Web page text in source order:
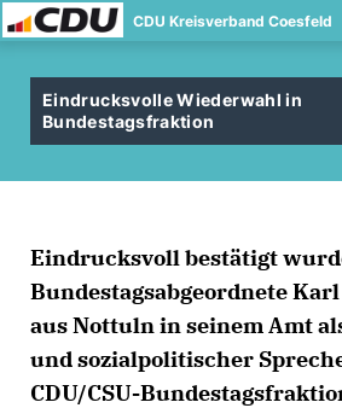
CDU Kreisverband Coesfeld
Eindrucksvolle Wiederwahl in
Bundestagsfraktion
Eindrucksvoll bestätigt
Bundestagsabgeordnete
aus Nottuln in seinem Amt
und sozialpolitischer
CDU/CSU-